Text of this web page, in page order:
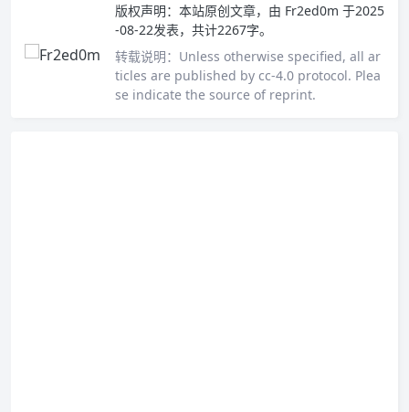
版权声明： 本站原创文章，由 Fr2ed0m 于2025
-08-22发表，共计2267字。
转载说明： Unless otherwise specified, all ar
ticles are published by cc-4.0 protocol. Plea
se indicate the source of reprint.